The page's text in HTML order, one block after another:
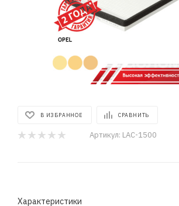
В ИЗБРАННОЕ СРАВНИТЬ
Артикул: LAC-1500
Характеристики